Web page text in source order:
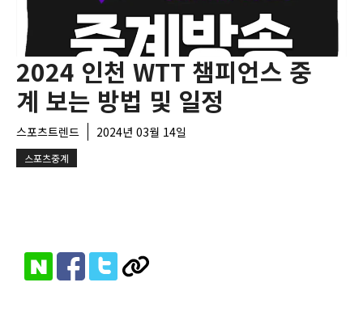
2024 인천 WTT 챔피언스 중
계 보는 방법 및 일정
스포츠트렌드 2024년 03월 14일
스포츠중계